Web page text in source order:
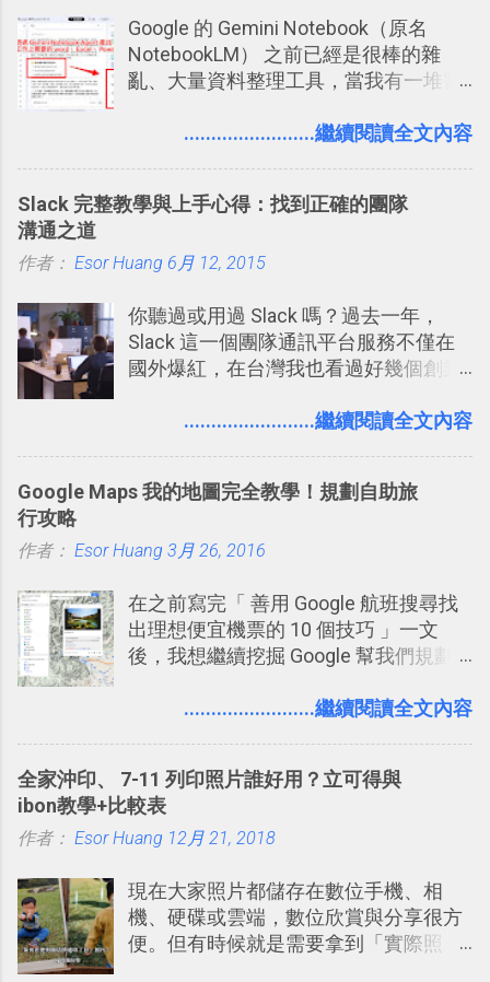
Google 的 Gemini Notebook（原名
NotebookLM） 之前已經是很棒的雜
亂、大量資料整理工具，當我有一堆需
量格式不一的混亂工作文件需要彙整，
Codex 這樣的 AI 工作作進階處理。
........................繼續閱讀全文內容
Slack 完整教學與上手心得：找到正確的團隊
溝通之道
作者： Esor Huang 6月 12, 2015
你聽過或用過 Slack 嗎？過去一年，
Slack 這一個團隊通訊平台服務不僅在
國外爆紅，在台灣我也看過好幾個創業
理，到底 Slack 有什麼魅力？它是不是
有機會在一個專案合作中使用了 Slack
點： 1. 「 很有趣 」： Slack 裡擁有跟
聊天打屁、傳送有趣影音圖文的功能。
2. 「 有效率 」：但是 Slack 的頻道、群
組機制讓茶水間的聊天，不會干擾工作
事可以從聊天中記錄重點。 3. 「 有彈性
的軟體則讓同事可以在任何地方和公司
保持聯繫。 如果你需要中文版的同類平
台，可以參考： JANDI 高效率團隊通訊
戶 。 2017/3 新增 ： Sortd for Slack：
改造 Slack 討論串介面變成專案任務排
程看板
........................繼續閱讀全文內容
Google Maps 我的地圖完全教學！規劃自助旅
行攻略
作者： Esor Huang 3月 26, 2016
在之前寫完「 善用 Google 航班搜尋找
出理想便宜機票的 10 個技巧 」一文
後，我想繼續挖掘 Google 幫我們規劃
入的來聊聊 Google 的「我的地圖」服
線，對商務需求來說可以打造出一張一
張資料地圖（例如我之前在製作一本新
書時建立的「 台灣推薦空拍地點地圖
規劃自助旅行路線！ Google 「我的地
圖」在規劃自助旅行路線時可以解決許
多問題： 國外地點名稱地址常常難懂，
........................繼續閱讀全文內容
全家沖印、 7-11 列印照片誰好用？立可得與
ibon教學+比較表
作者： Esor Huang 12月 21, 2018
現在大家照片都儲存在數位手機、相
機、硬碟或雲端，數位欣賞與分享很方
便。但有時候就是需要拿到「實際照